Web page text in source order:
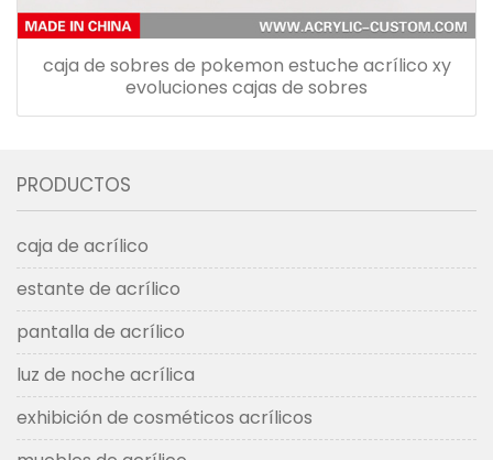
caja de sobres de pokemon estuche acrílico xy
evoluciones cajas de sobres
PRODUCTOS
caja de acrílico
estante de acrílico
pantalla de acrílico
luz de noche acrílica
exhibición de cosméticos acrílicos